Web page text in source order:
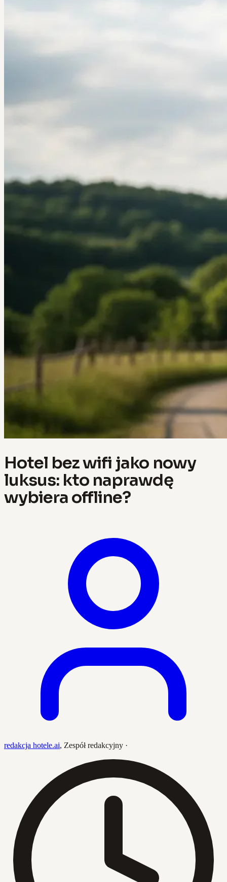
Hotel bez wifi jako nowy
luksus: kto naprawdę
wybiera offline?
redakcja hotele.ai, Zespół redakcyjny ·